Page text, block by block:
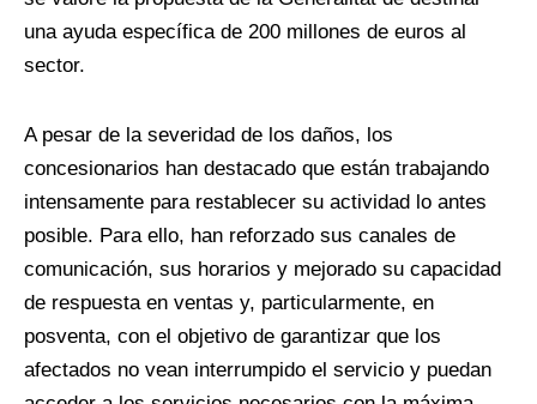
una ayuda específica de 200 millones de euros al
sector.
A pesar de la severidad de los daños, los
concesionarios han destacado que están trabajando
intensamente para restablecer su actividad lo antes
posible. Para ello, han reforzado sus canales de
comunicación, sus horarios y mejorado su capacidad
de respuesta en ventas y, particularmente, en
posventa, con el objetivo de garantizar que los
afectados no vean interrumpido el servicio y puedan